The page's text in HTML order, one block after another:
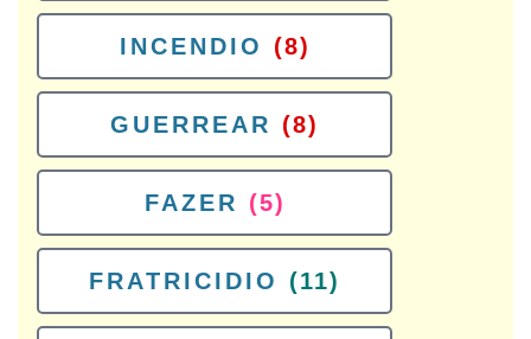
INCENDIO (8)
GUERREAR (8)
FAZER (5)
FRATRICIDIO (11)